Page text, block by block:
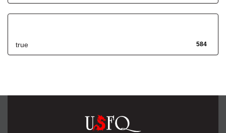
584
true